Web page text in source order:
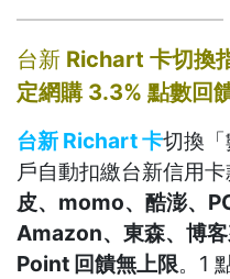
台新 Richart 卡切換
定網購 3.3% 點數回
台新 Richart 卡切換
戶自動扣繳台新信用
皮、momo、酷澎、
Amazon、東森、博
Point 回饋無上限。1